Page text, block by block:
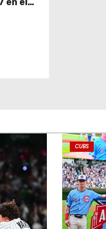
en el
CUBS